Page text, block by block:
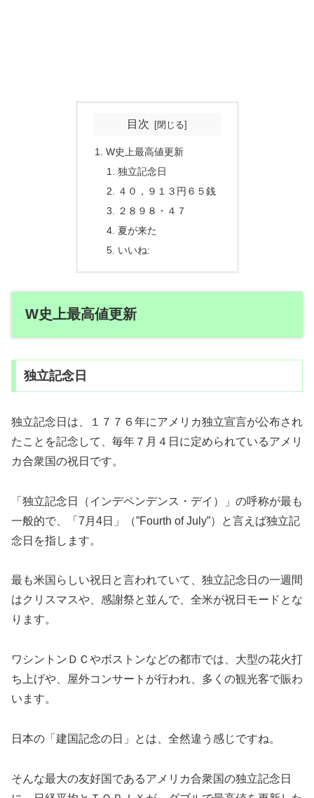
目次
W史上最高値更新
独立記念日
４０，９１３円６５銭
２８９８・４７
夏が来た
いいね:
W史上最高値更新
独立記念日
独立記念日は、１７７６年にアメリカ独立宣言が公布され
たことを記念して、毎年７月４日に定められているアメリ
カ合衆国の祝日です。
「独立記念日（インデペンデンス・デイ）」の呼称が最も
一般的で、「7月4日」（”Fourth of July”）と言えば独立記
念日を指します。
最も米国らしい祝日と言われていて、独立記念日の一週間
はクリスマスや、感謝祭と並んで、全米が祝日モードとな
ります。
ワシントンＤＣやボストンなどの都市では、大型の花火打
ち上げや、屋外コンサートが行われ、多くの観光客で賑わ
います。
日本の「建国記念の日」とは、全然違う感じですね。
そんな最大の友好国であるアメリカ合衆国の独立記念日